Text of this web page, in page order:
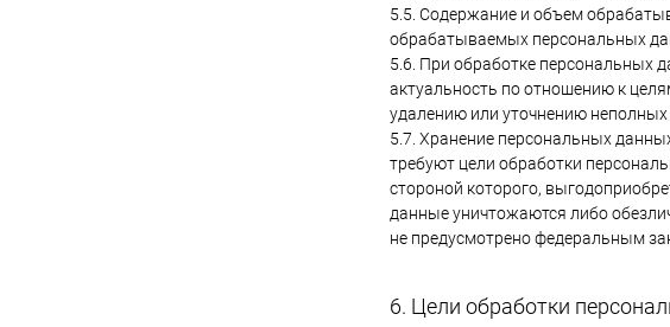
5.5. Содержание и объем
обрабатываемых персональных
5.6. При обработке персональных
актуальность по отношению к
удалению или уточнению
5.7. Хранение персональных
требуют цели обработки
стороной которого,
данные уничтожаются либо
не предусмотрено федеральным
6. Цели обработки